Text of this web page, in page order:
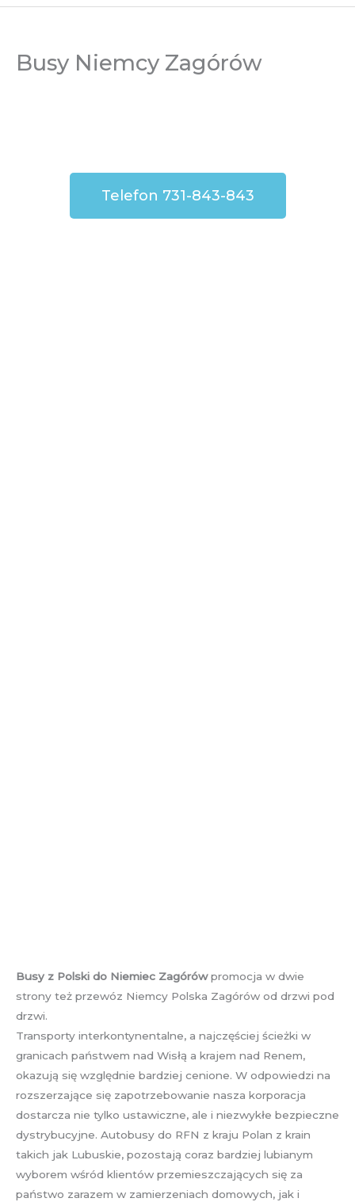
Busy Niemcy Zagórów
Telefon 731-843-843
Busy z Polski do Niemiec Zagórówpromocja w dwie
strony też przewóz Niemcy Polska Zagórów od drzwi pod
drzwi.
Transporty interkontynentalne, a najczęściej ścieżki w
granicach państwem nad Wisłą a krajem nad Renem,
okazują się względnie bardziej cenione. W odpowiedzi na
rozszerzające się zapotrzebowanie nasza korporacja
dostarcza nie tylko ustawiczne, ale i niezwykłe bezpieczne
dystrybucyjne. Autobusy do RFN z kraju Polan z krain
takich jak Lubuskie, pozostają coraz bardziej lubianym
wyborem wśród klientów przemieszczających się za
państwo zarazem w zamierzeniach domowych, jak i